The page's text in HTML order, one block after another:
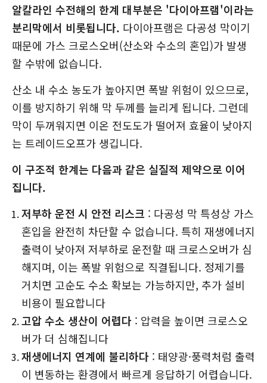
알칼라인 수전해의 한계 대부분은 '다이아프램'이라는
분리막에서 비롯됩니다. 다이아프램은 다공성 막이기
때문에 가스 크로스오버(산소와 수소의 혼입)가 발생
할 수밖에 없습니다.
산소 내 수소 농도가 높아지면 폭발 위험이 있으므로,
이를 방지하기 위해 막 두께를 늘리게 됩니다. 그런데
막이 두꺼워지면 이온 전도도가 떨어져 효율이 낮아지
는 트레이드오프가 생깁니다.
이 구조적 한계는 다음과 같은 실질적 제약으로 이어
집니다.
저부하 운전 시 안전 리스크 : 다공성 막 특성상 가스
혼입을 완전히 차단할 수 없습니다. 특히 재생에너지
출력이 낮아져 저부하로 운전할 때 크로스오버가 심
해지며, 이는 폭발 위험으로 직결됩니다. 정제기를
거치면 고순도 수소 확보는 가능하지만, 추가 설비
비용이 필요합니다
고압 수소 생산이 어렵다 : 압력을 높이면 크로스오
버가 더 심해집니다
재생에너지 연계에 불리하다 : 태양광·풍력처럼 출력
이 변동하는 환경에서 빠르게 응답하기 어렵습니다.